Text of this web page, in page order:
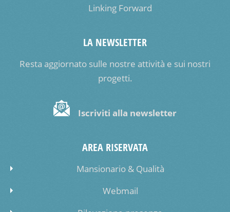
Linking Forward
LA NEWSLETTER
Resta aggiornato sulle nostre attività e sui nostri
progetti.
Iscriviti alla newsletter
AREA RISERVATA
Mansionario & Qualità
Webmail